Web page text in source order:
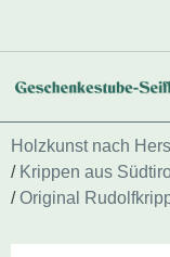
Neue Produkte
Ausgewählte
Alle Produkte
Holzkunst nach
Krippen aus
Original